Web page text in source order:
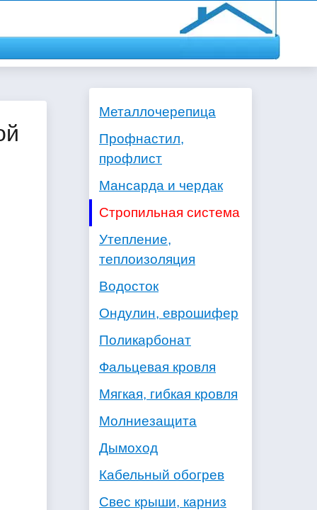
Металлочерепица
Профнастил,
профлист
Мансарда и чердак
Стропильная система
Утепление,
теплоизоляция
Водосток
Ондулин, еврошифер
Поликарбонат
Фальцевая кровля
Мягкая, гибкая кровля
Молниезащита
Дымоход
Кабельный обогрев
Свес крыши, карниз